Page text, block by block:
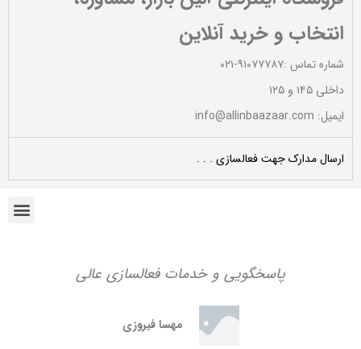
ایمیل
ذخیره نام، ایمیل و وبسایت من در مرورگر برای زمانی که دوباره
دیدگاهی می‌نویسم.
انتخاب و خرید آنلاین
شماره تماس :۹۱۰۷۷۷۸۷-۰۲۱
داخلی ۱۴۵ و ۱۲۵
ایمیل: info@allinbaazaar.com
ارسال مدارک جهت فعالسازی . . .
پاسخگویی و خدمات فعالسازی عالی
مهسا فیروزی